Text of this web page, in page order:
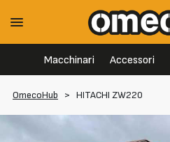
Macchinari Accessori
OmecoHub > HITACHI ZW220